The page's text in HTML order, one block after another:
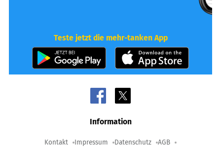
Teste jetzt die mehr-tanken App
Information
Kontakt Impressum Datenschutz AGB